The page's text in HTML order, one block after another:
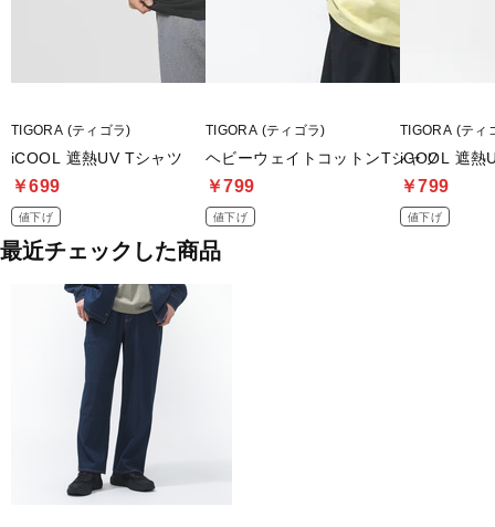
TIGORA (ティゴラ)
iCOOL 遮熱UV Tシャツ
￥699
値下げ
TIGORA (ティゴラ)
ヘビーウェイトコットンTシャツ
￥799
値下げ
TIGORA (ティ
iCOOL 遮熱
￥799
値下げ
最近チェックした商品